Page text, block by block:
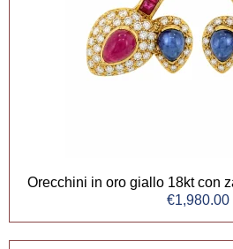
Orecchini in oro giallo 18kt con
€1,980.00